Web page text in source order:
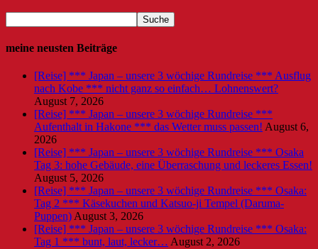
meine neusten Beiträge
[Reise] *** Japan – unsere 3 wöchige Rundreise *** Ausflug
nach Kobe *** nicht ganz so einfach… Lohnenswert?
August 7, 2026
[Reise] *** Japan – unsere 3 wöchige Rundreise ***
Aufenthalt in Hakone *** das Wetter muss passen! August 6,
2026
[Reise] *** Japan – unsere 3 wöchige Rundreise *** Osaka
Tag 3: hohe Gebäude, eine Überraschung und leckeres Essen!
August 5, 2026
[Reise] *** Japan – unsere 3 wöchige Rundreise *** Osaka:
Tag 2 *** Käsekuchen und Katsuo-ji Tempel (Daruma-
Puppen) August 3, 2026
[Reise] *** Japan – unsere 3 wöchige Rundreise *** Osaka:
Tag 1 *** bunt, laut, lecker… August 2, 2026